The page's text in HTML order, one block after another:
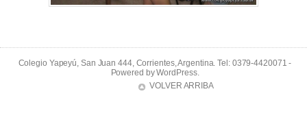
Colegio Yapeyú, San Juan 444, Corrientes, Argentina. Tel: 0379-4420071 -
Powered byWordPress.
VOLVER ARRIBA